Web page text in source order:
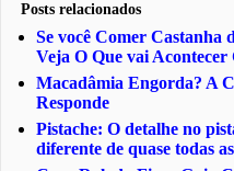
Posts relacionados
Se você Comer Castanha
Veja O Que vai
Macadâmia Engorda? A
Responde
Pistache: O detalhe no
diferente de quase todas